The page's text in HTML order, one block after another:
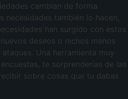
cambian de forma
necesidades también lo hacen,
han surgido con estos
deseos o nichos menos
Una herramienta muy
te sorprenderías de las
sobre cosas que tu dabas